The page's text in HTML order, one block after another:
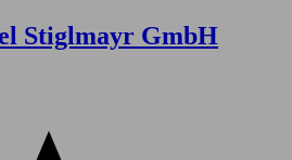
Stiglmayr GmbH